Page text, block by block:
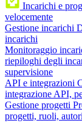
Incarichi e
velocemente
Gestione incarichi
incarichi
Monitoraggio
riepiloghi degli
supervisione
API e integrazioni
integrazione API,
Gestione progetti
progetti, ruoli,